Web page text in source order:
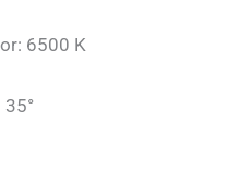
6500 K